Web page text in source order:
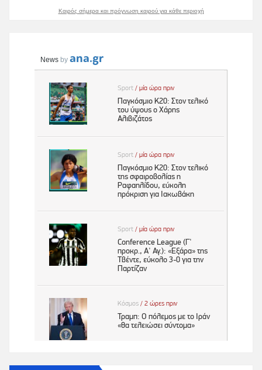
Καιρός σήμερα και πρόγνωση καιρού για κάθε περιοχή